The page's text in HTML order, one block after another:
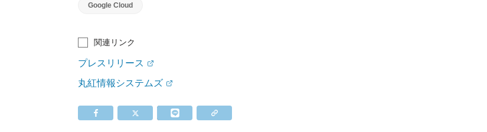
Google Cloud
関連リンク
プレスリリース
丸紅情報システムズ